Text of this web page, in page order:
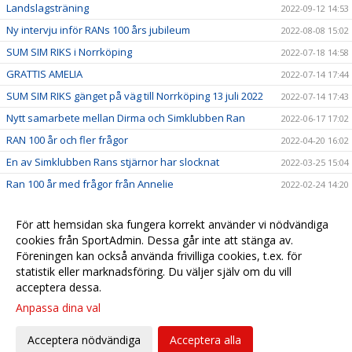
Landslagsträning 2022-09-12 14:53
Ny intervju inför RANs 100 års jubileum 2022-08-08 15:02
SUM SIM RIKS i Norrköping 2022-07-18 14:58
GRATTIS AMELIA 2022-07-14 17:44
SUM SIM RIKS gänget på väg till Norrköping 13 juli 2022 2022-07-14 17:43
Nytt samarbete mellan Dirma och Simklubben Ran 2022-06-17 17:02
RAN 100 år och fler frågor 2022-04-20 16:02
En av Simklubben Rans stjärnor har slocknat 2022-03-25 15:04
Ran 100 år med frågor från Annelie 2022-02-24 14:20
sedan 1952
Amelias första SM/JSM 2021-11-30 09:28
SK RANs Amelia Johansson-Lindkvist är på SM/JSM 2021-11-25 11:04
inställningar
Webbversion
För att hemsidan ska fungera korrekt använder vi nödvändiga
cookies från SportAdmin. Dessa går inte att stänga av.
Föreningen kan också använda frivilliga cookies, t.ex. för
statistik eller marknadsföring. Du väljer själv om du vill
acceptera dessa.
Anpassa dina val
Acceptera nödvändiga Acceptera alla